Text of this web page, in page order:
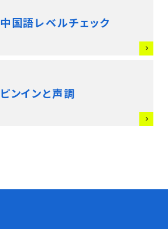
中国語レベルチェック
ピンインと声調